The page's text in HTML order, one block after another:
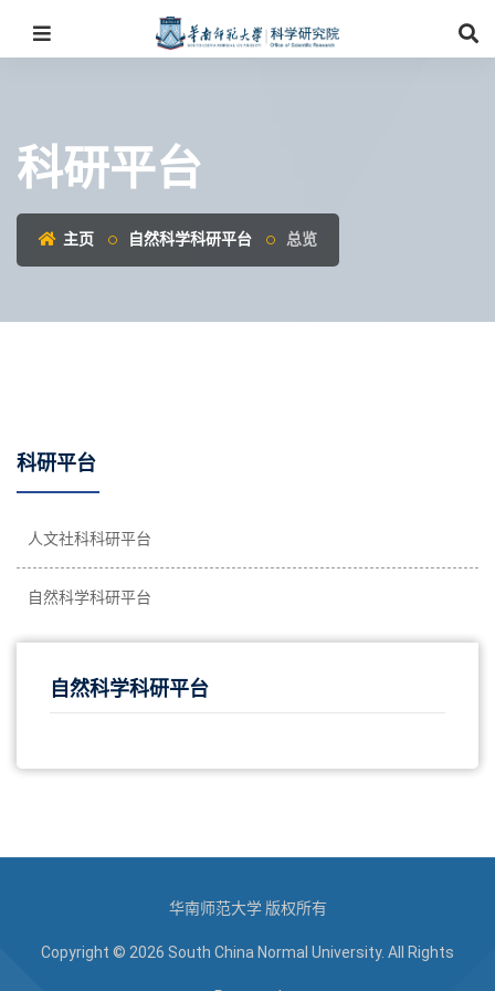
科研平台
主页 自然科学科研平台 总览
科研平台
人文社科科研平台
自然科学科研平台
自然科学科研平台
华南师范大学 版权所有
Copyright © 2026 South China Normal University. All Rights